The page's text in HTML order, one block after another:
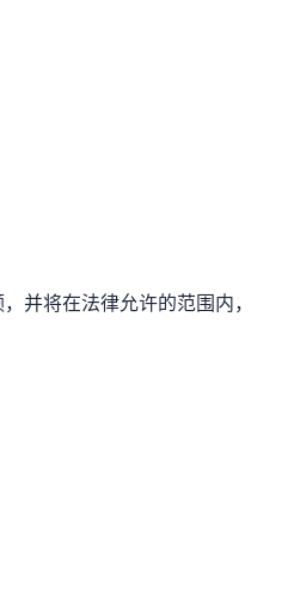
将在法律允许的范围内，